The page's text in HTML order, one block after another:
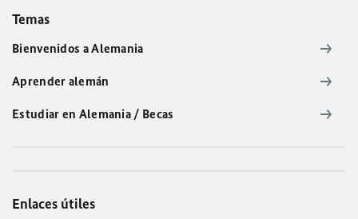
Temas
Bienvenidos a Alemania
Aprender alemán
Estudiar en Alemania / Becas
Enlaces útiles